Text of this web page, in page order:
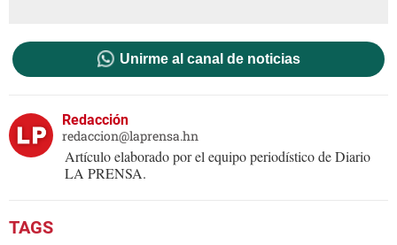
Unirme al canal de noticias
Redacción
redaccion@laprensa.hn
Artículo elaborado por el equipo periodístico de Diario
LA PRENSA.